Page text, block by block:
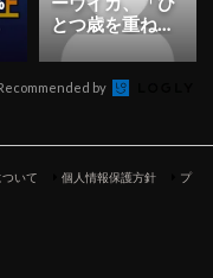
とつ歳を重ねま
した」自作ムー
ビーで誕生日を
報告！ |...
by
いて 個人情報保護方針
プ